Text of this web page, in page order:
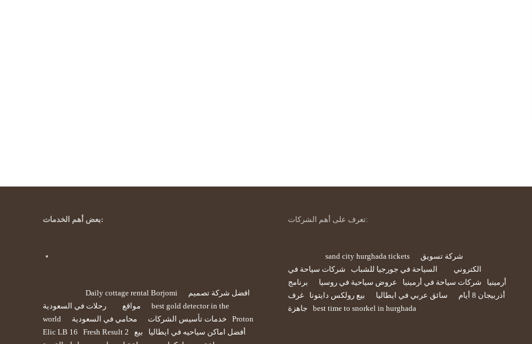
بعض أهم الخدمات:
Daily cottage rental Borjomi
افضل شركة تصميم
مواقع
رحلات في السعودية
best gold detector in the
world
خدمات تأسيس الشركات محامي في السعودية
Proton
Elic LB 16
Fresh Result 2 أفضل اماكن سياحيه في ايطاليا
بيع
تعرف على أهم الشركات:
sand city hurghada tickets
شركة تسويق
الكتروني
السياحة في جورجيا للشباب
شركات سياحة في
أرمينيا
شركات سياحة في أرمينيا عروض سياحية في روسيا
برنامج
أذربيجان 8 أيام
سائق عربي في ايطاليا بيع رولكس دايتونا
غرف
جاهزة
best time to snorkel in hurghada